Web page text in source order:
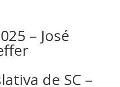
– José
de SC –